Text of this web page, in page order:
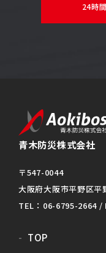
24時
青木防災株式会社
〒547-0044
大阪府大阪市平野区平
TEL：06-6795-2664 /
TOP